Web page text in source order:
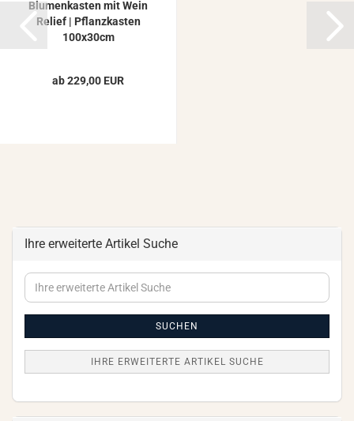
Blu­men­kas­ten mit Wein
Re­li­ef | Pflanz­kas­ten
100x30cm
ab 229,00 EUR
Ihre erweiterte Artikel Suche
Ihre
erweiterte
SUCHEN
IHRE ERWEITERTE ARTIKEL SUCHE